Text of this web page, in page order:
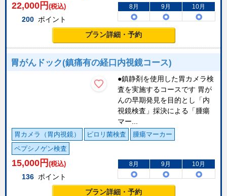
22,000 円 (税込)
200 ポイント
8月 9月 10月
プラン詳細・予約
胃がんドック(鎮痛有の経口内視鏡コース)
●鎮静剤を使用した胃カメラ検
査を実施するコースです 胃が
んの早期発見を目的とし「内
視鏡検査」採決による「腫瘍
マー...
胃カメラ（胃内視鏡） ピロリ菌検査
腫瘍マーカー
ペプシノゲン検査
15,000 円 (税込)
136 ポイント
8月 9月 10月
プラン詳細・予約